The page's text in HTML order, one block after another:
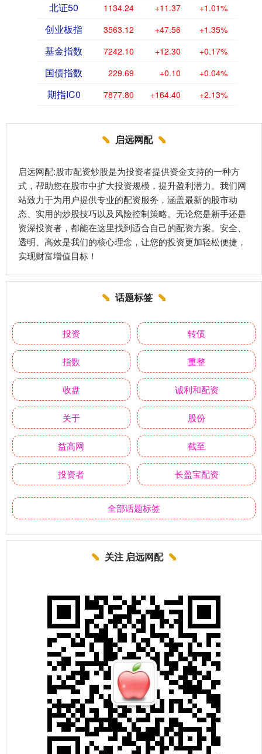
北证50 1134.24 +11.37 +1.01%
创业板指 3563.12 +47.56 +1.35%
基金指数 7242.10 +12.30 +0.17%
国债指数 229.69 +0.10 +0.04%
期指IC0 7877.80 +164.40 +2.13%
启远网配
启远网配:股市配资炒股是为投资者提供资金支持的一种方
式，帮助您在股市中扩大投资规模，提升盈利潜力。我们网
站致力于为用户提供专业的配资服务，涵盖最新的股市动
态、实用的炒股技巧以及风险控制策略。无论您是新手还是
资深投资者，都能在这里找到适合自己的配资方案。安全、
透明、高效是我们的核心理念，让您的投资更加轻松便捷，
实现财富增值目标！
话题标签
投资 转债
指数 重整
收盘 诚利和配资
关于 股份
益高网 截至
投资者 长盈宝配资
全部话题标签
关注 启远网配